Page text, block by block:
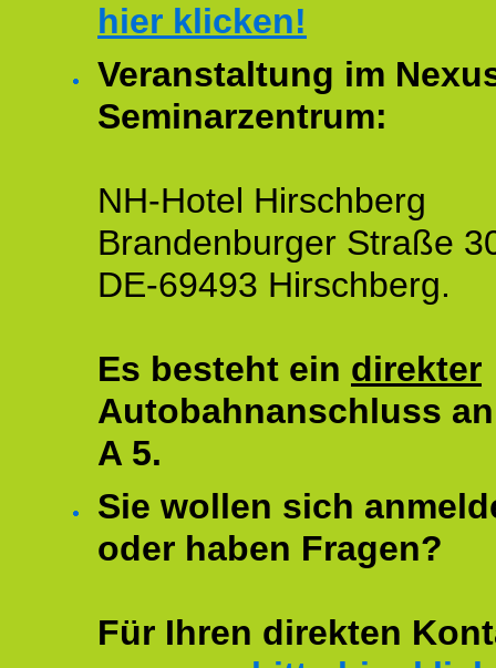
hier klicken!
Veranstaltung im
Seminarzentrum:
NH-Hotel Hirschberg
Brandenburger Straße
DE-69493 Hirschberg.
Es besteht ein direkter
Autobahnanschluss
A 5.
Sie wollen sich
oder haben Fragen?
Für Ihren direkten